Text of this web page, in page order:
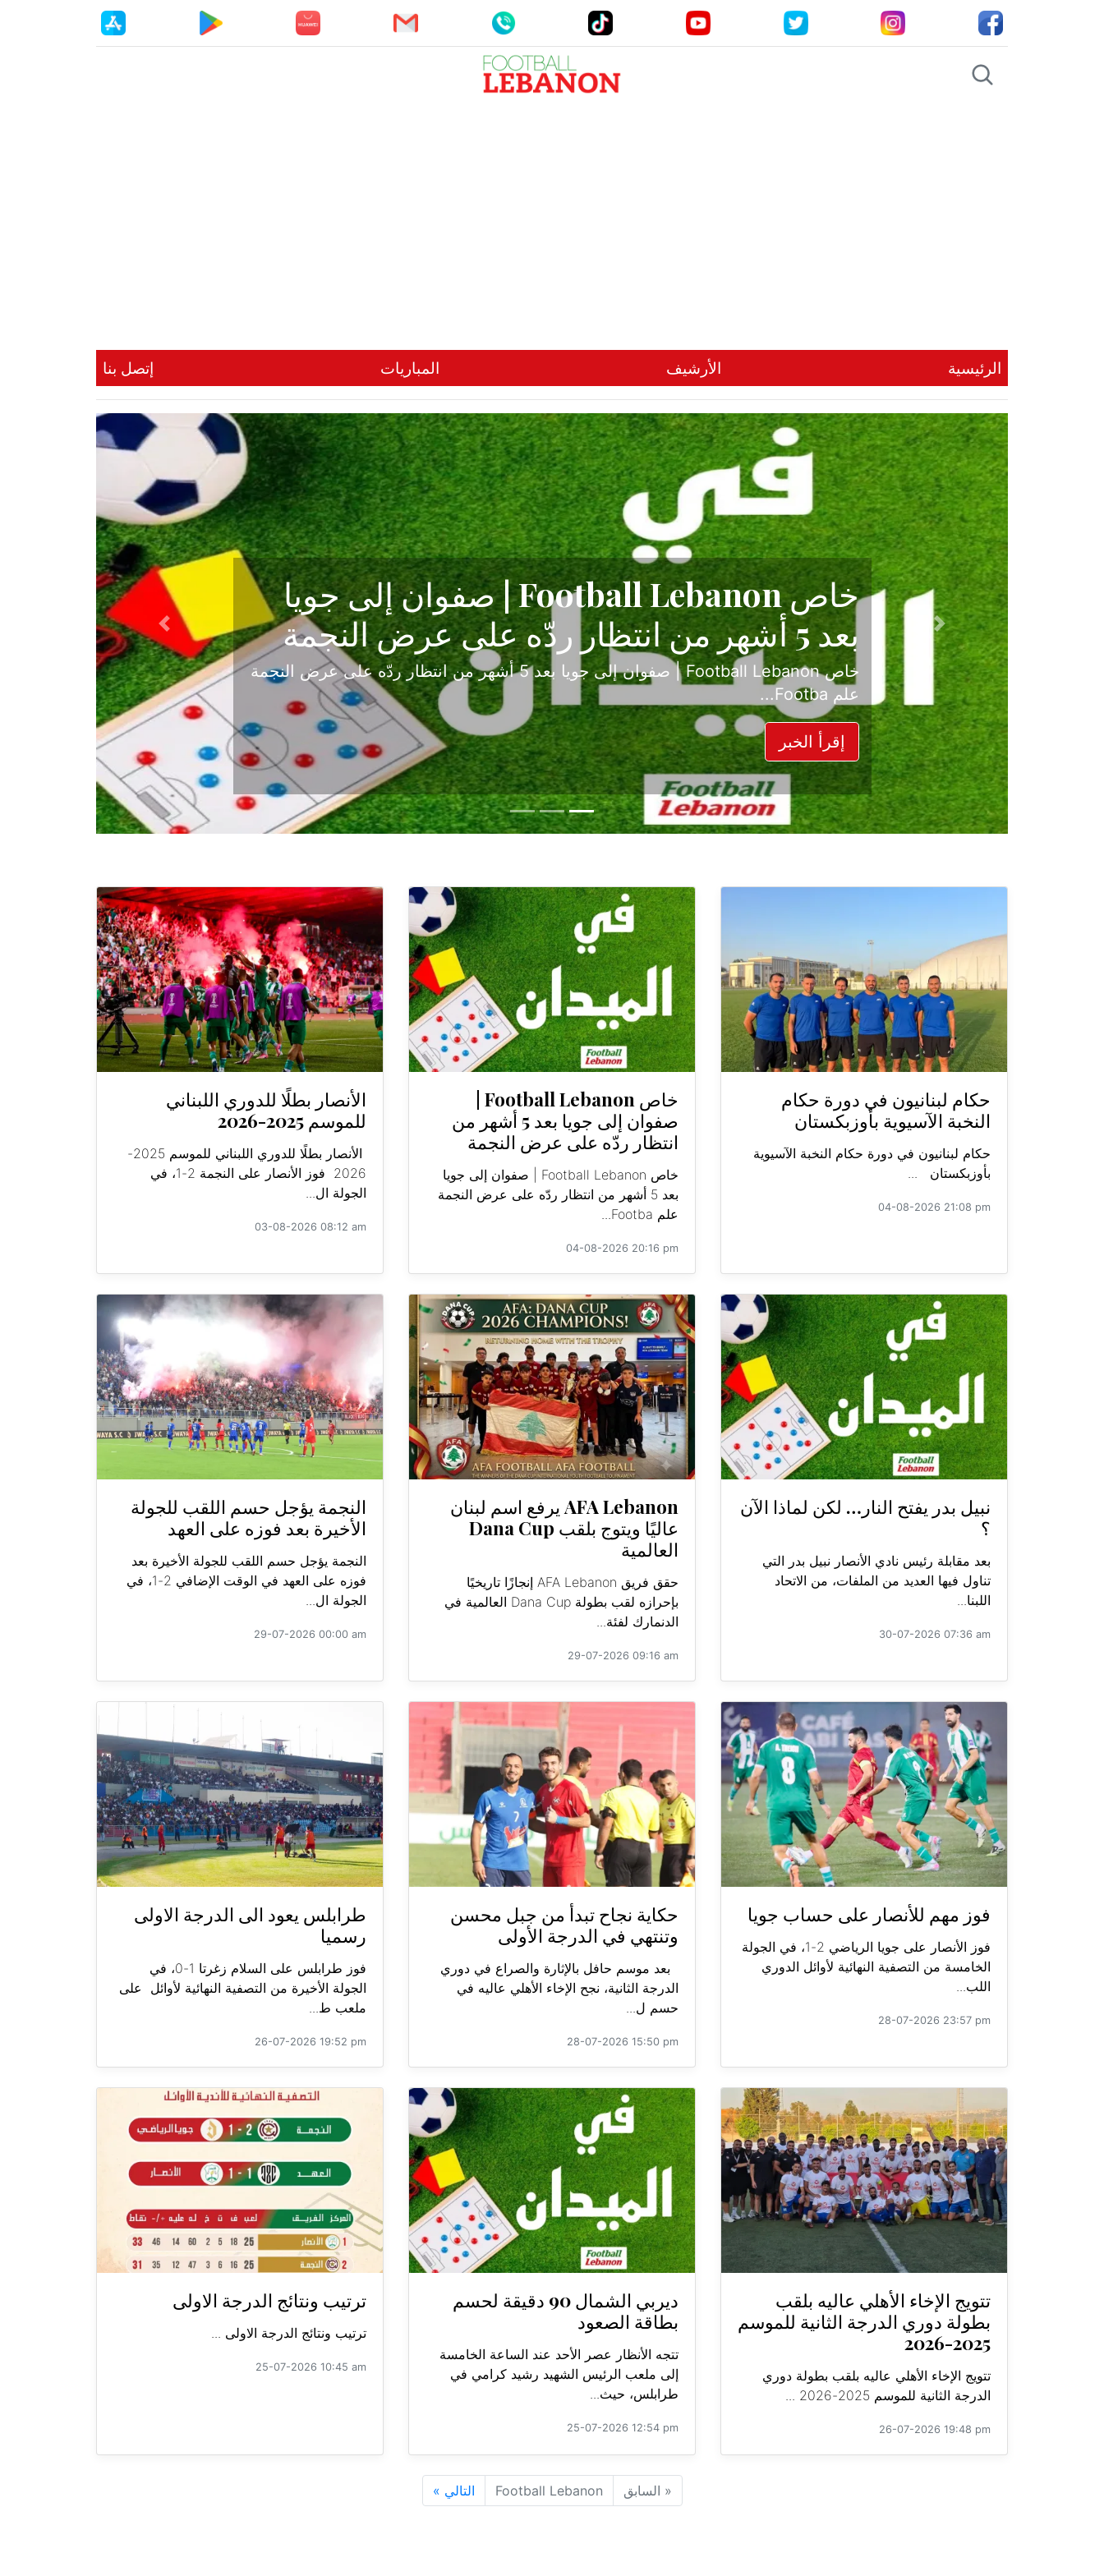
الرئيسية الأرشيف المباريات إتصل بنا
حكاية نجاح تبدأ من جبل محسن وتنتهي في
الدرجة الأولى
بعد موسم حافل بالإثارة والصراع في دوري الدرجة الثانية، نجح الإخاء الأهلي عاليه في
حسم ل...
إقرأ الخبر
Previous
Next
حكام لبنانيون في دورة حكام
النخبة الآسيوية بأوزبكستان
حكام لبنانيون في دورة حكام النخبة الآسيوية
بأوزبكستان ...
04-08-2026 21:08 pm
صفوان إلى جويا بعد 5 أشهر من
انتظار ردّه على عرض النجمة
خاص Football Lebanon | صفوان إلى جويا
بعد 5 أشهر من انتظار ردّه على عرض النجمة
علم Footba...
04-08-2026 20:16 pm
الأنصار بطلًا للدوري اللبناني
للموسم 2025-2026
الأنصار بطلًا للدوري اللبناني للموسم 2025-
2026 فوز الأنصار على النجمة 2-1، في
الجولة ال...
03-08-2026 08:12 am
نبيل بدر يفتح النار… لكن لماذا الآن
؟
بعد مقابلة رئيس نادي الأنصار نبيل بدر التي
تناول فيها العديد من الملفات، من الاتحاد
اللبنا...
30-07-2026 07:36 am
AFA Lebanon يرفع اسم لبنان
عاليًا ويتوج بلقب Dana Cup
العالمية
حقق فريق AFA Lebanon إنجازًا تاريخيًا
بإحرازه لقب بطولة Dana Cup العالمية في
الدنمارك لفئة...
29-07-2026 09:16 am
النجمة يؤجل حسم اللقب للجولة
الأخيرة بعد فوزه على العهد
النجمة يؤجل حسم اللقب للجولة الأخيرة بعد
فوزه على العهد في الوقت الإضافي 2-1، في
الجولة ال...
29-07-2026 00:00 am
فوز مهم للأنصار على حساب جويا
فوز الأنصار على جويا الرياضي 2-1، في الجولة
الخامسة من التصفية النهائية لأوائل الدوري
اللب...
28-07-2026 23:57 pm
حكاية نجاح تبدأ من جبل محسن
وتنتهي في الدرجة الأولى
بعد موسم حافل بالإثارة والصراع في دوري
الدرجة الثانية، نجح الإخاء الأهلي عاليه في
حسم ل...
28-07-2026 15:50 pm
طرابلس يعود الى الدرجة الاولى
رسميا
فوز طرابلس على السلام زغرتا 1-0، في
الجولة الأخيرة من التصفية النهائية لأوائل على
ملعب ط...
26-07-2026 19:52 pm
تتويج الإخاء الأهلي عاليه بلقب
بطولة دوري الدرجة الثانية للموسم
2025-2026
تتويج الإخاء الأهلي عاليه بلقب بطولة دوري
الدرجة الثانية للموسم 2025-2026 ...
26-07-2026 19:48 pm
ديربي الشمال 90 دقيقة لحسم
بطاقة الصعود
تتجه الأنظار عصر الأحد عند الساعة الخامسة
إلى ملعب الرئيس الشهيد رشيد كرامي في
طرابلس، حيث...
25-07-2026 12:54 pm
ترتيب ونتائج الدرجة الاولى
ترتيب ونتائج الدرجة الاولى ...
25-07-2026 10:45 am
« السابق Football Lebanon التالي »